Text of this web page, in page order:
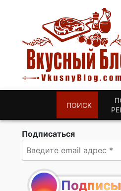
ПОИСК
Подписаться